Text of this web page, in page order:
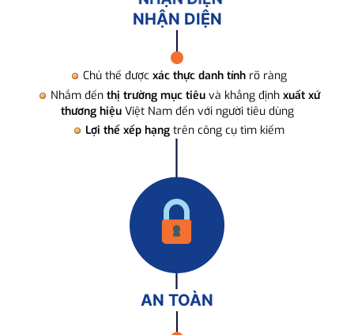
NHẬN DIỆN
Chủ thể được xác thực danh tính rõ ràng
Nhắm đến thị trường mục tiêuvà khẳng định xuất xứ
thương hiệuViệt Nam đến với người tiêu dùng
Lợi thế xếp hạng trên công cụ tìm kiếm
AN TOÀN